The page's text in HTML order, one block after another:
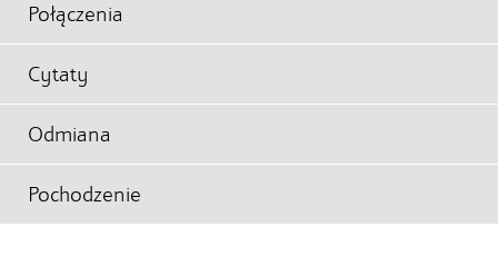
Połączenia
Cytaty
Odmiana
Pochodzenie